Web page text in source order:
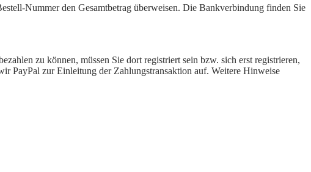
Nummer den Gesamtbetrag überweisen. Die Bankverbindung finden Sie
zu können, müssen Sie dort registriert sein bzw. sich erst registrieren,
PayPal zur Einleitung der Zahlungstransaktion auf. Weitere Hinweise